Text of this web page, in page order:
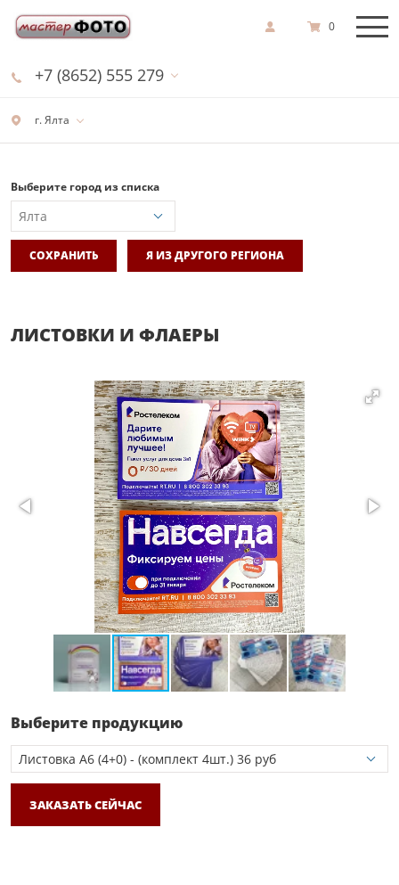
г. Ялта
+7 (8652) 555 279
0
Выберите город из списка
СОХРАНИТЬ Я ИЗ ДРУГОГО РЕГИОНА
ЛИСТОВКИ И ФЛАЕРЫ
Выберите продукцию
ЗАКАЗАТЬ СЕЙЧАС